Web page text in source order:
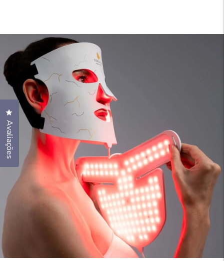
Avaliações
Clique para abrir a caixa de diálogo de avaliações